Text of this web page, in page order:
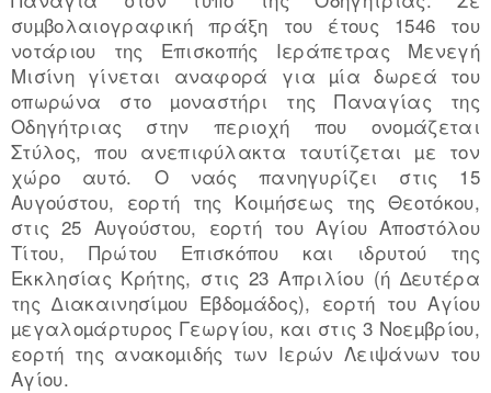
συµβολαιογραφική πράξη του έτους 1546 του
νοτάριου της Επισκοπής Ιεράπετρας Μενεγή
Μισίνη γίνεται αναφορά για µία δωρεά του
οπωρώνα στο µοναστήρι της Παναγίας της
Οδηγήτριας στην περιοχή που ονοµάζεται
Στύλος, που ανεπιφύλακτα ταυτίζεται µε τον
χώρο αυτό. Ο ναός πανηγυρίζει στις 15
Αυγούστου, εορτή της Κοιµήσεως της Θεοτόκου,
στις 25 Αυγούστου, εορτή του Αγίου Αποστόλου
Τίτου, Πρώτου Επισκόπου και ιδρυτού της
Εκκλησίας Κρήτης, στις 23 Απριλίου (ή ∆ευτέρα
της ∆ιακαινησίµου Εβδοµάδος), εορτή του Αγίου
µεγαλοµάρτυρος Γεωργίου, και στις 3 Νοεµβρίου,
εορτή της ανακοµιδής των Ιερών Λειψάνων του
Αγίου.